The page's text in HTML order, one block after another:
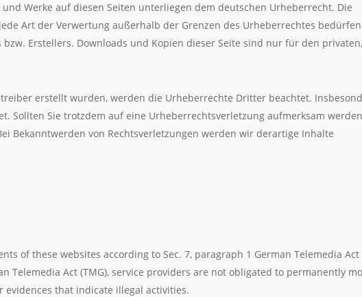
Werke auf diesen Seiten unterliegen dem deutschen Urheberrecht. Die
Art der Verwertung außerhalb der Grenzen des Urheberrechtes
Erstellers. Downloads und Kopien dieser Seite sind nur für den privaten,
erstellt wurden, werden die Urheberrechte Dritter beachtet.
Sollten Sie trotzdem auf eine Urheberrechtsverletzung aufmerksam
Bekanntwerden von Rechtsverletzungen werden wir derartige Inhalte
of these websites according to Sec. 7, paragraph 1 German Telemedia Act
Telemedia Act (TMG), service providers are not obligated to permanently
that indicate illegal activities.